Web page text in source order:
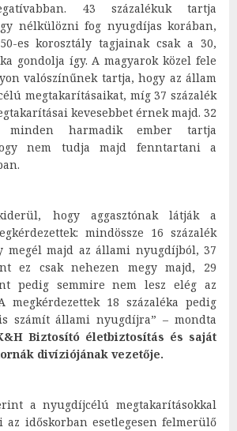
43 százalékuk tartja
nélkülözni fog nyugdíjas korában,
es korosztály tagjainak csak a 30,
gondolja így. A magyarok közel fele
valószínűnek tartja, hogy az állam
megtakarításaikat, míg 37 százalék
kevesebbet érnek majd. 32
minden harmadik ember tartja
nem tudja majd fenntartani a
hogy aggasztónak látják a
mindössze 16 százalék
megél majd az állami nyugdíjból, 37
ez csak nehezen megy majd, 29
pedig semmire nem lesz elég az
18 százaléka pedig
számít állami nyugdíjra” – mondta
Biztosító életbiztosítás és saját
divíziójának vezetője.
a nyugdíjcélú megtakarításokkal
az időskorban esetlegesen felmerülő